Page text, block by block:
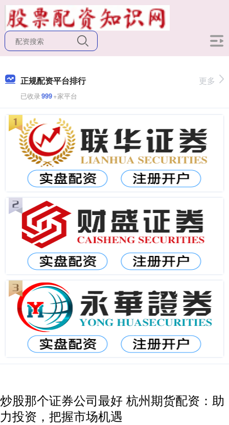
正规配资平台排行
已收录999+家平台
更多
炒股那个证券公司最好 杭州期货配资：助
力投资，把握市场机遇